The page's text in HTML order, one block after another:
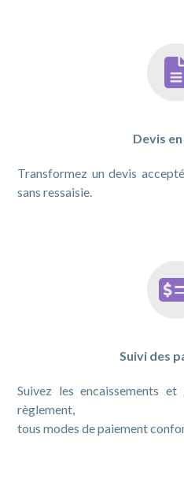
Devis
Transformez un devis
sans ressaisie.
Suivi des
Suivez les encaissements
règlement,
tous modes de paiement